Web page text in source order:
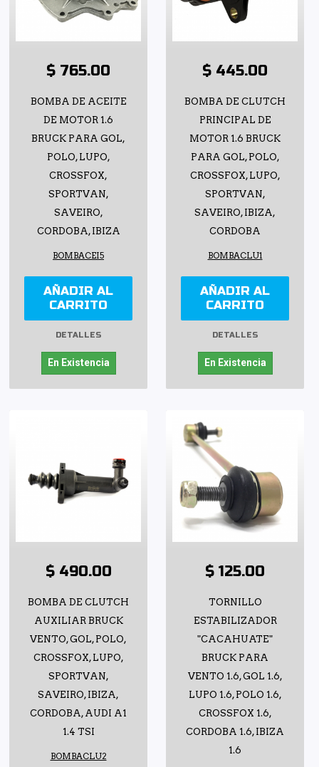
$ 765.00
BOMBA DE ACEITE
DE MOTOR 1.6
BRUCK PARA GOL,
POLO, LUPO,
CROSSFOX,
SPORTVAN,
SAVEIRO,
CORDOBA, IBIZA
BOMBACEI5
AÑADIR AL
CARRITO
DETALLES
En Existencia
$ 445.00
BOMBA DE CLUTCH
PRINCIPAL DE
MOTOR 1.6 BRUCK
PARA GOL, POLO,
CROSSFOX, LUPO,
SPORTVAN,
SAVEIRO, IBIZA,
CORDOBA
BOMBACLU1
AÑADIR AL
CARRITO
DETALLES
En Existencia
$ 490.00
BOMBA DE CLUTCH
AUXILIAR BRUCK
VENTO, GOL, POLO,
CROSSFOX, LUPO,
SPORTVAN,
SAVEIRO, IBIZA,
CORDOBA, AUDI A1
1.4 TSI
BOMBACLU2
$ 125.00
TORNILLO
ESTABILIZADOR
"CACAHUATE"
BRUCK PARA
VENTO 1.6, GOL 1.6,
LUPO 1.6, POLO 1.6,
CROSSFOX 1.6,
CORDOBA 1.6, IBIZA
1.6